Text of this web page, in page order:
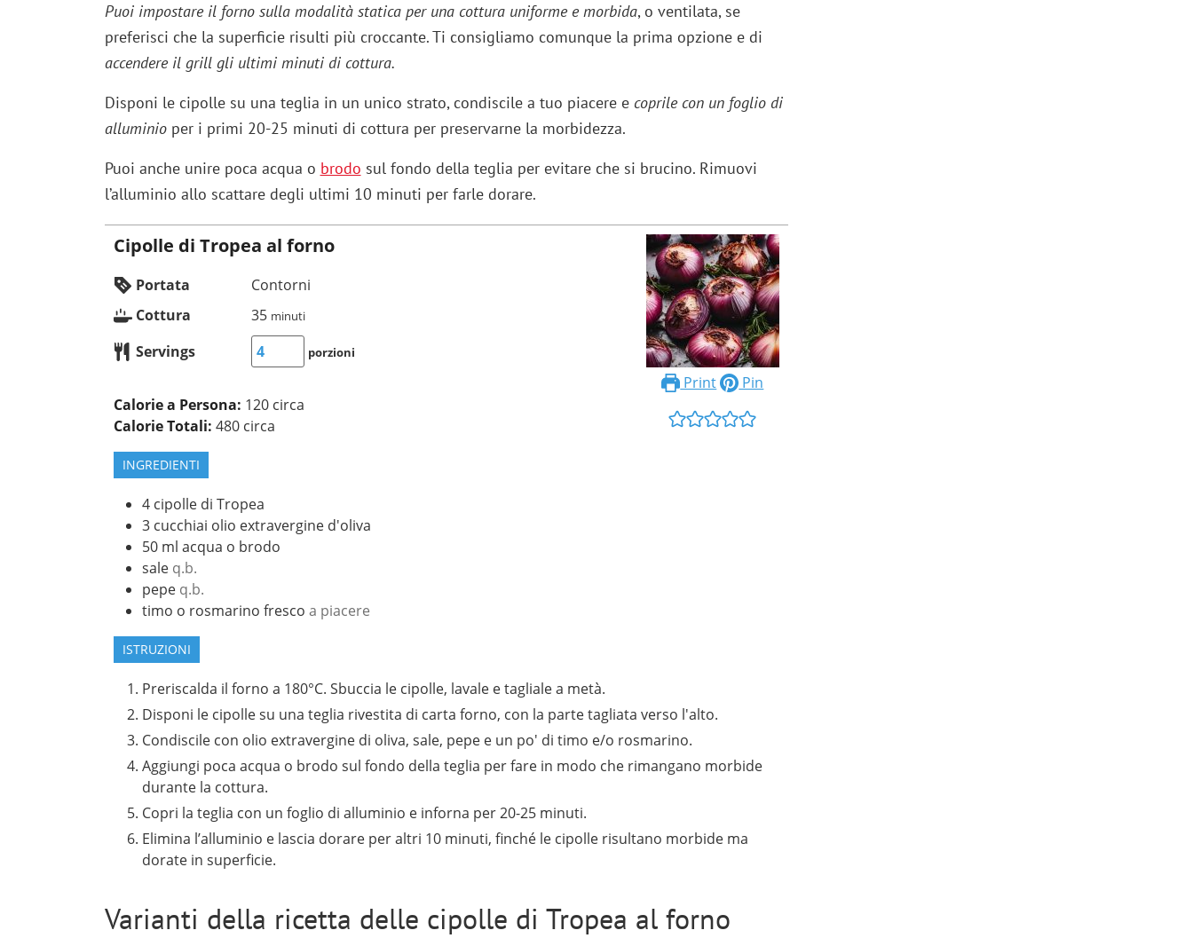
Puoi impostare il forno sulla modalità statica per una cottura uniforme e morbida, o ventilata, se
preferisci che la superficie risulti più croccante. Ti consigliamo comunque la prima opzione e di
accendere il grill gli ultimi minuti di cottura.
Disponi le cipolle su una teglia in un unico strato, condiscile a tuo piacere e coprile con un foglio di
alluminio per i primi 20-25 minuti di cottura per preservarne la morbidezza.
Puoi anche unire poca acqua o brodo sul fondo della teglia per evitare che si brucino. Rimuovi
l’alluminio allo scattare degli ultimi 10 minuti per farle dorare.
Print Pin
Cipolle di Tropea al forno
Portata
Contorni
Cottura
35 minuti
Servings porzioni
Calorie a Persona: 120 circa
Calorie Totali: 480 circa
INGREDIENTI
4 cipolle di Tropea
3 cucchiai olio extravergine d'oliva
50 ml acqua o brodo
sale q.b.
pepe q.b.
timo o rosmarino fresco a piacere
ISTRUZIONI
Preriscalda il forno a 180°C. Sbuccia le cipolle, lavale e tagliale a metà.
Disponi le cipolle su una teglia rivestita di carta forno, con la parte tagliata verso l'alto.
Condiscile con olio extravergine di oliva, sale, pepe e un po' di timo e/o rosmarino.
Aggiungi poca acqua o brodo sul fondo della teglia per fare in modo che rimangano morbide
durante la cottura.
Copri la teglia con un foglio di alluminio e inforna per 20-25 minuti.
Elimina l’alluminio e lascia dorare per altri 10 minuti, finché le cipolle risultano morbide ma
dorate in superficie.
Varianti della ricetta delle cipolle di Tropea al forno